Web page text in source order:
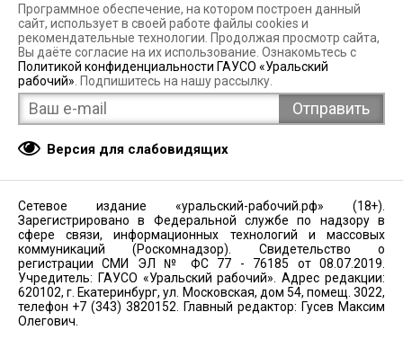
Программное обеспечение, на котором построен данный
сайт, использует в своей работе файлы cookies и
рекомендательные технологии. Продолжая просмотр сайта,
Вы даёте согласие на их использование. Ознакомьтесь с
Политикой конфиденциальности ГАУСО «Уральский
рабочий» . Подпишитесь на нашу рассылку.
Версия для слабовидящих
Сетевое издание «уральский-рабочий.рф» (18+).
Зарегистрировано в Федеральной службе по надзору в
сфере связи, информационных технологий и массовых
коммуникаций (Роскомнадзор). Свидетельство о
регистрации СМИ ЭЛ № ФС 77 - 76185 от 08.07.2019.
Учредитель: ГАУСО «Уральский рабочий». Адрес редакции:
620102, г. Екатеринбург, ул. Московская, дом 54, помещ. 3022,
телефон +7 (343) 3820152. Главный редактор: Гусев Максим
Олегович.